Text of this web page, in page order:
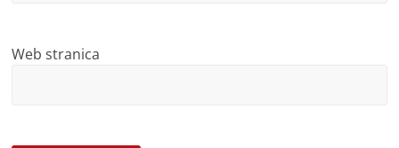
Web stranica